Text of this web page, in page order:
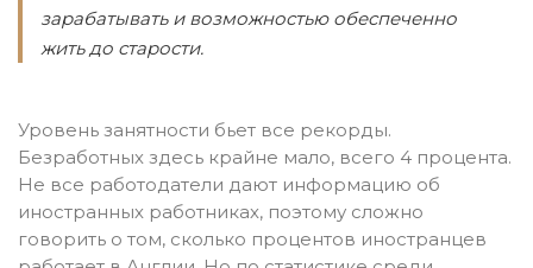
зарабатывать и возможностью обеспеченно
жить до старости.
Уровень занятности бьет все рекорды.
Безработных здесь крайне мало, всего 4 процента.
Не все работодатели дают информацию об
иностранных работниках, поэтому сложно
говорить о том, сколько процентов иностранцев